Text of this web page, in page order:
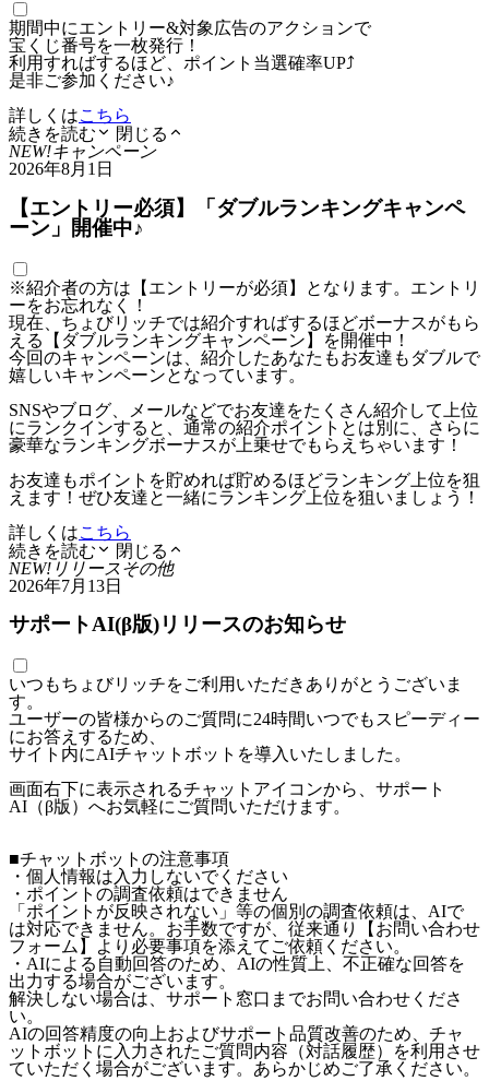
期間中にエントリー&対象広告のアクションで
宝くじ番号を一枚発行！
利用すればするほど、ポイント当選確率UP⤴
是非ご参加ください♪
詳しくはこちら
続きを読む
閉じる
NEW!キャンペーン
2026年8月1日
【エントリー必須】「ダブルランキングキャンペ
ーン」開催中♪
※紹介者の方は【エントリーが必須】となります。エントリ
ーをお忘れなく！
現在、ちょびリッチでは紹介すればするほどボーナスがもら
える【ダブルランキングキャンペーン】を開催中！
今回のキャンペーンは、紹介したあなたもお友達もダブルで
嬉しいキャンペーンとなっています。
SNSやブログ、メールなどでお友達をたくさん紹介して上位
にランクインすると、通常の紹介ポイントとは別に、さらに
豪華なランキングボーナスが上乗せでもらえちゃいます！
お友達もポイントを貯めれば貯めるほどランキング上位を狙
えます！ぜひ友達と一緒にランキング上位を狙いましょう！
詳しくはこちら
続きを読む
閉じる
NEW! リリースその他
2026年7月13日
サポートAI(β版)リリースのお知らせ
いつもちょびリッチをご利用いただきありがとうございま
す。
ユーザーの皆様からのご質問に24時間いつでもスピーディー
にお答えするため、
サイト内にAIチャットボットを導入いたしました。
画面右下に表示されるチャットアイコンから、サポート
AI（β版）へお気軽にご質問いただけます。
■チャットボットの注意事項
・個人情報は入力しないでください
・ポイントの調査依頼はできません
「ポイントが反映されない」等の個別の調査依頼は、AIで
は対応できません。お手数ですが、従来通り【お問い合わせ
フォーム】より必要事項を添えてご依頼ください。
・AIによる自動回答のため、AIの性質上、不正確な回答を
出力する場合がございます。
解決しない場合は、サポート窓口までお問い合わせくださ
い。
AIの回答精度の向上およびサポート品質改善のため、チャ
ットボットに入力されたご質問内容（対話履歴）を利用させ
ていただく場合がございます。あらかじめご了承ください。